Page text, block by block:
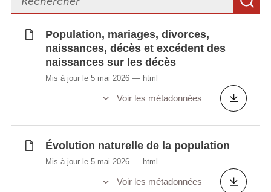
population
Mouvements naturels de la population par
canton et commune
Naissances selon la viabilité, le sexe et la
situation du couple
Naissances vivantes selon la situation du
Naissances vivantes selon le mois
Naissances, décès, excédent des
naissances, taux de natalité et taux de
mortalité selon la nationalité
Naturalisations de la nationalité
Population, mariages, divorces,
naissances, décès et excédent des
naissances sur les décès
Mis à jour le 5 mai 2026 html
Voir les métadonnées
Évolution naturelle de la population
Mis à jour le 5 mai 2026 html
Voir les métadonnées